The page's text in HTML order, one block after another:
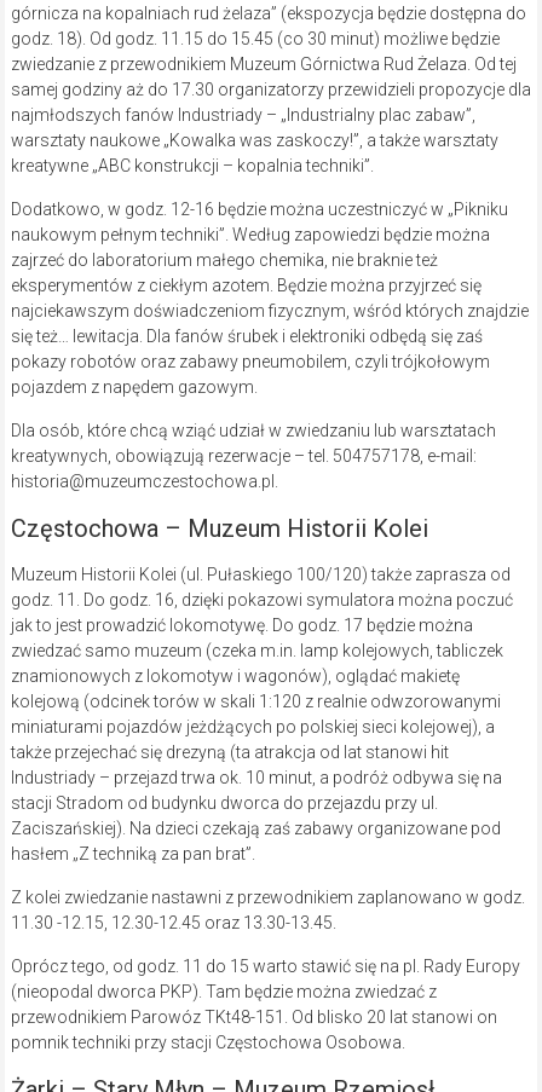
górnicza na kopalniach rud żelaza” (ekspozycja będzie dostępna do
godz. 18). Od godz. 11.15 do 15.45 (co 30 minut) możliwe będzie
zwiedzanie z przewodnikiem Muzeum Górnictwa Rud Żelaza. Od tej
samej godziny aż do 17.30 organizatorzy przewidzieli propozycje dla
najmłodszych fanów Industriady – „Industrialny plac zabaw”,
warsztaty naukowe „Kowalka was zaskoczy!”, a także warsztaty
kreatywne „ABC konstrukcji – kopalnia techniki”.
Dodatkowo, w godz. 12-16 będzie można uczestniczyć w „Pikniku
naukowym pełnym techniki”. Według zapowiedzi będzie można
zajrzeć do laboratorium małego chemika, nie braknie też
eksperymentów z ciekłym azotem. Będzie można przyjrzeć się
najciekawszym doświadczeniom fizycznym, wśród których znajdzie
się też… lewitacja. Dla fanów śrubek i elektroniki odbędą się zaś
pokazy robotów oraz zabawy pneumobilem, czyli trójkołowym
pojazdem z napędem gazowym.
Dla osób, które chcą wziąć udział w zwiedzaniu lub warsztatach
kreatywnych, obowiązują rezerwacje – tel. 504757178, e-mail:
historia@muzeumczestochowa.pl.
Częstochowa – Muzeum Historii Kolei
Muzeum Historii Kolei (ul. Pułaskiego 100/120) także zaprasza od
godz. 11. Do godz. 16, dzięki pokazowi symulatora można poczuć
jak to jest prowadzić lokomotywę. Do godz. 17 będzie można
zwiedzać samo muzeum (czeka m.in. lamp kolejowych, tabliczek
znamionowych z lokomotyw i wagonów), oglądać makietę
kolejową (odcinek torów w skali 1:120 z realnie odwzorowanymi
miniaturami pojazdów jeżdżących po polskiej sieci kolejowej), a
także przejechać się drezyną (ta atrakcja od lat stanowi hit
Industriady – przejazd trwa ok. 10 minut, a podróż odbywa się na
stacji Stradom od budynku dworca do przejazdu przy ul.
Zaciszańskiej). Na dzieci czekają zaś zabawy organizowane pod
hasłem „Z techniką za pan brat”.
Z kolei zwiedzanie nastawni z przewodnikiem zaplanowano w godz.
11.30 -12.15, 12.30-12.45 oraz 13.30-13.45.
Oprócz tego, od godz. 11 do 15 warto stawić się na pl. Rady Europy
(nieopodal dworca PKP). Tam będzie można zwiedzać z
przewodnikiem Parowóz TKt48-151. Od blisko 20 lat stanowi on
pomnik techniki przy stacji Częstochowa Osobowa.